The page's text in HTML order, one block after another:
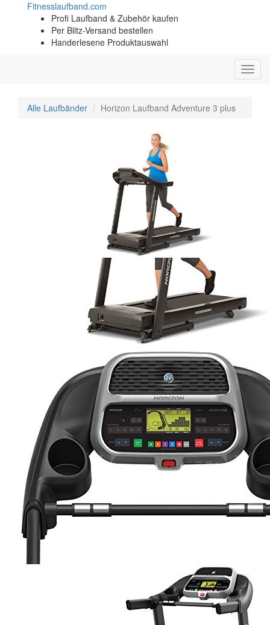
Fitnesslaufband.com
Profi Laufband & Zubehör kaufen
Per Blitz-Versand bestellen
Handerlesene Produktauswahl
Alle Laufbänder Horizon Laufband Adventure 3 plus